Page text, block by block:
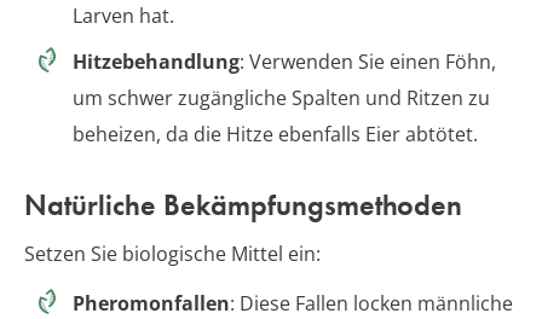
Larven hat.
Hitzebehandlung: Verwenden Sie einen Föhn,
um schwer zugängliche Spalten und Ritzen zu
beheizen, da die Hitze ebenfalls Eier abtötet.
Natürliche Bekämpfungsmethoden
Setzen Sie biologische Mittel ein:
Pheromonfallen: Diese Fallen locken männliche